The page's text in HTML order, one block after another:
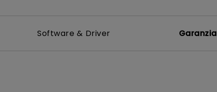
Software & Driver Garanzia